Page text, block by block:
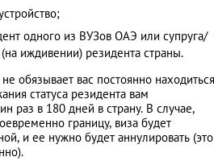
одного из ВУЗов ОАЭ или супруга/
(на иждивении) резидента страны.
обязывает вас постоянно находиться
статуса резидента вам
раз в 180 дней в страну. В случае,
границу, виза будет
и ее нужно будет аннулировать (это